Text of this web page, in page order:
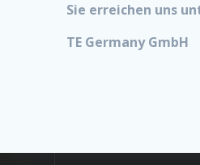
Sie erreichen uns
TE Germany GmbH